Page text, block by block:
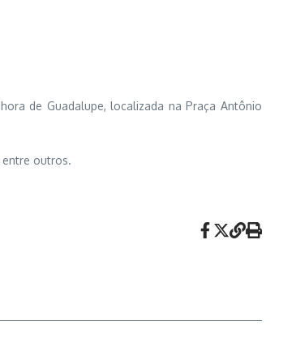
de Guadalupe, localizada na Praça Antônio
entre outros.